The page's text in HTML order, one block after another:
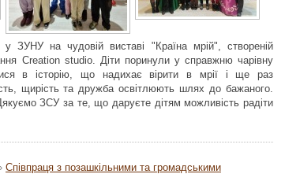
ЗУНУ на чудовій виставі "Країна мрій", створеній
Creation studio. Діти поринули у справжню чарівну
в історію, що надихає вірити в мрії і ще раз
щирість та дружба освітлюють шлях до бажаного.
ЗСУ за те, що даруєте дітям можливість радіти
Співпраця з позашкільними та громадськими